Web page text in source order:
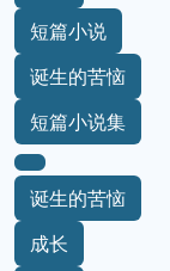
短篇小说
诞生的苦恼
短篇小说集
诞生的苦恼
成长